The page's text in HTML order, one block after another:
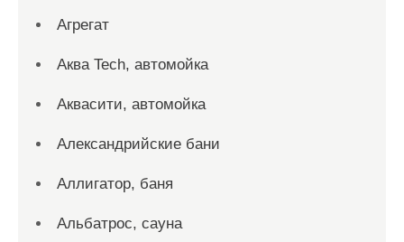
Агрегат
Аква Tech, автомойка
Аквасити, автомойка
Александрийские бани
Аллигатор, баня
Альбатрос, сауна